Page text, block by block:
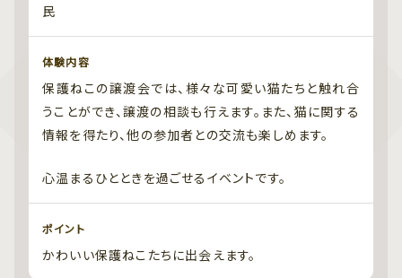
民
体験内容
保護ねこの譲渡会では、様々な可愛い猫たちと触れ合
うことができ、譲渡の相談も行えます。また、猫に関する
情報を得たり、他の参加者との交流も楽しめます。
心温まるひとときを過ごせるイベントです。
ポイント
かわいい保護ねこたちに出会えます。